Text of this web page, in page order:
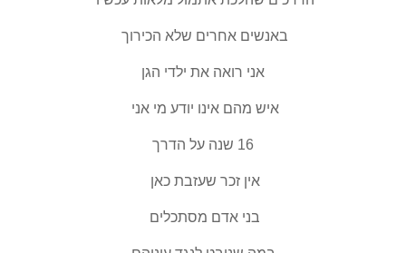
באנשים אחרים שלא הכירוך
אני רואה את ילדי הגן
איש מהם אינו יודע מי אני
16 שנה על הדרך
אין זכר שעזבת כאן
בני אדם מסתכלים